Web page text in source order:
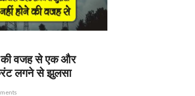
की वजह से एक और
लगने से झुलसा